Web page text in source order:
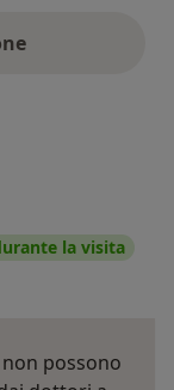
la visita
possono